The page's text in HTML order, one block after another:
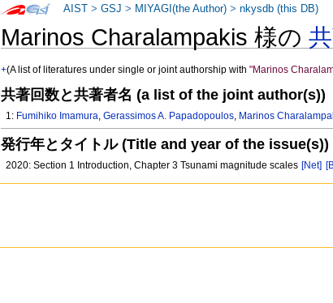
Marinos Charalampakis 様の
+(A list of literatures under single or joint authorship with"Marinos
共著回数と共著者名 (a list of the joint author(s))
1: Fumihiko Imamura,Gerassimos A. Papadopoulos, Marinos
発行年とタイトル (Title and year of the issue(s))
2020: Section 1 Introduction, Chapter 3 Tsunami magnitude scales [Net]
AIST >GSJ > MIYAGI(the Author) >nkysdb (this DB)